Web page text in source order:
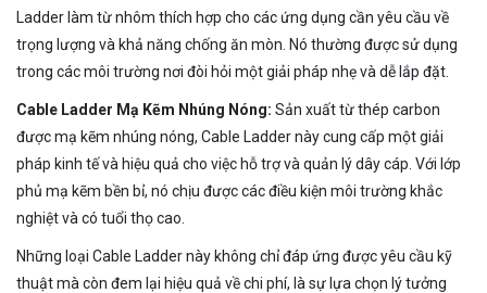
Ladder làm từ nhôm thích hợp cho các ứng dụng cần yêu cầu về
trọng lượng và khả năng chống ăn mòn. Nó thường được sử dụng
trong các môi trường nơi đòi hỏi một giải pháp nhẹ và dễ lắp đặt.
Cable Ladder Mạ Kẽm Nhúng Nóng: Sản xuất từ thép carbon
được mạ kẽm nhúng nóng, Cable Ladder này cung cấp một giải
pháp kinh tế và hiệu quả cho việc hỗ trợ và quản lý dây cáp. Với lớp
phủ mạ kẽm bền bỉ, nó chịu được các điều kiện môi trường khắc
nghiệt và có tuổi thọ cao.
Những loại Cable Ladder này không chỉ đáp ứng được yêu cầu kỹ
thuật mà còn đem lại hiệu quả về chi phí, là sự lựa chọn lý tưởng